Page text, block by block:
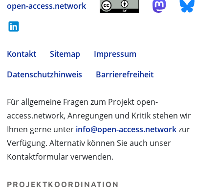
open-access.network
Kontakt Sitemap
Impressum
Datenschutzhinweis
Barrierefreiheit
Für allgemeine Fragen zum Projekt open-
access.network, Anregungen und Kritik stehen wir
Ihnen gerne unter info@open-access.networkzur
Verfügung. Alternativ können Sie auch unser
Kontaktformular verwenden.
PROJEKTKOORDINATION